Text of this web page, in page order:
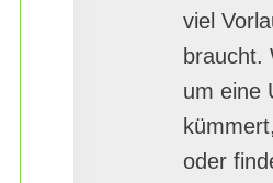
viel
braucht.
um eine
oder